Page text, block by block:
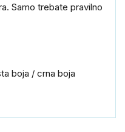
Samo trebate pravilno
boja / crna boja